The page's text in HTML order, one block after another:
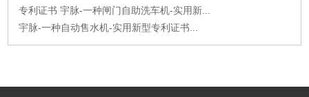
专利证书 宇脉-一种闸门自助洗车机-实用新...
宇脉-一种自动售水机-实用新型专利证书...